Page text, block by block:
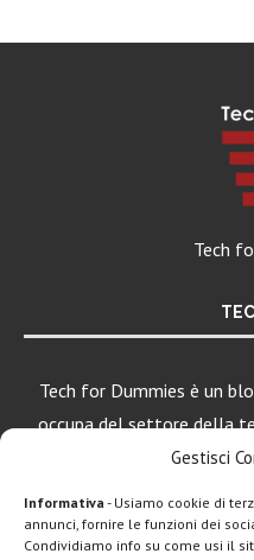
Gestisci
Informativa - Usiamo cookie di
annunci, fornire le funzioni dei
Condividiamo info su come usi il
Tech
Tech for Dummies è un
occupa del settore della
una particolare
LEGGI ANCHE